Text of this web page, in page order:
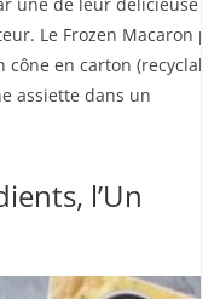
une de leur délicieuse
Le Frozen Macaron
cône en carton
assiette dans un
l’Un